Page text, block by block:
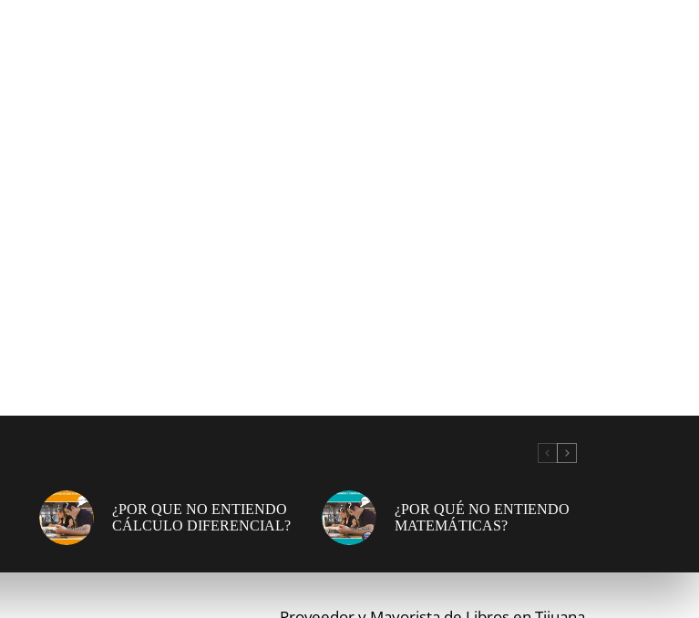
¿POR QUE NO ENTIENDO
CÁLCULO DIFERENCIAL?
¿POR QUÉ NO ENTIENDO
MATEMÁTICAS?